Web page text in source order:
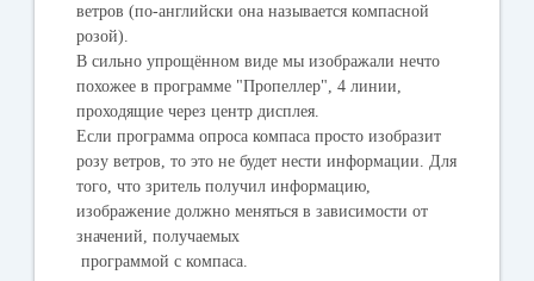
ветров (по-английски она называется компасной
розой).
В сильно упрощённом виде мы изображали нечто
похожее в программе "Пропеллер", 4 линии,
проходящие через центр дисплея.
Если программа опроса компаса просто изобразит
розу ветров, то это не будет нести информации. Для
того, что зритель получил информацию,
изображение должно меняться в зависимости от
значений, получаемых
программой с компаса.